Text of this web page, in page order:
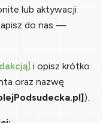
lub aktywacji
do nas —
i opisz krótko
oraz nazwę
).